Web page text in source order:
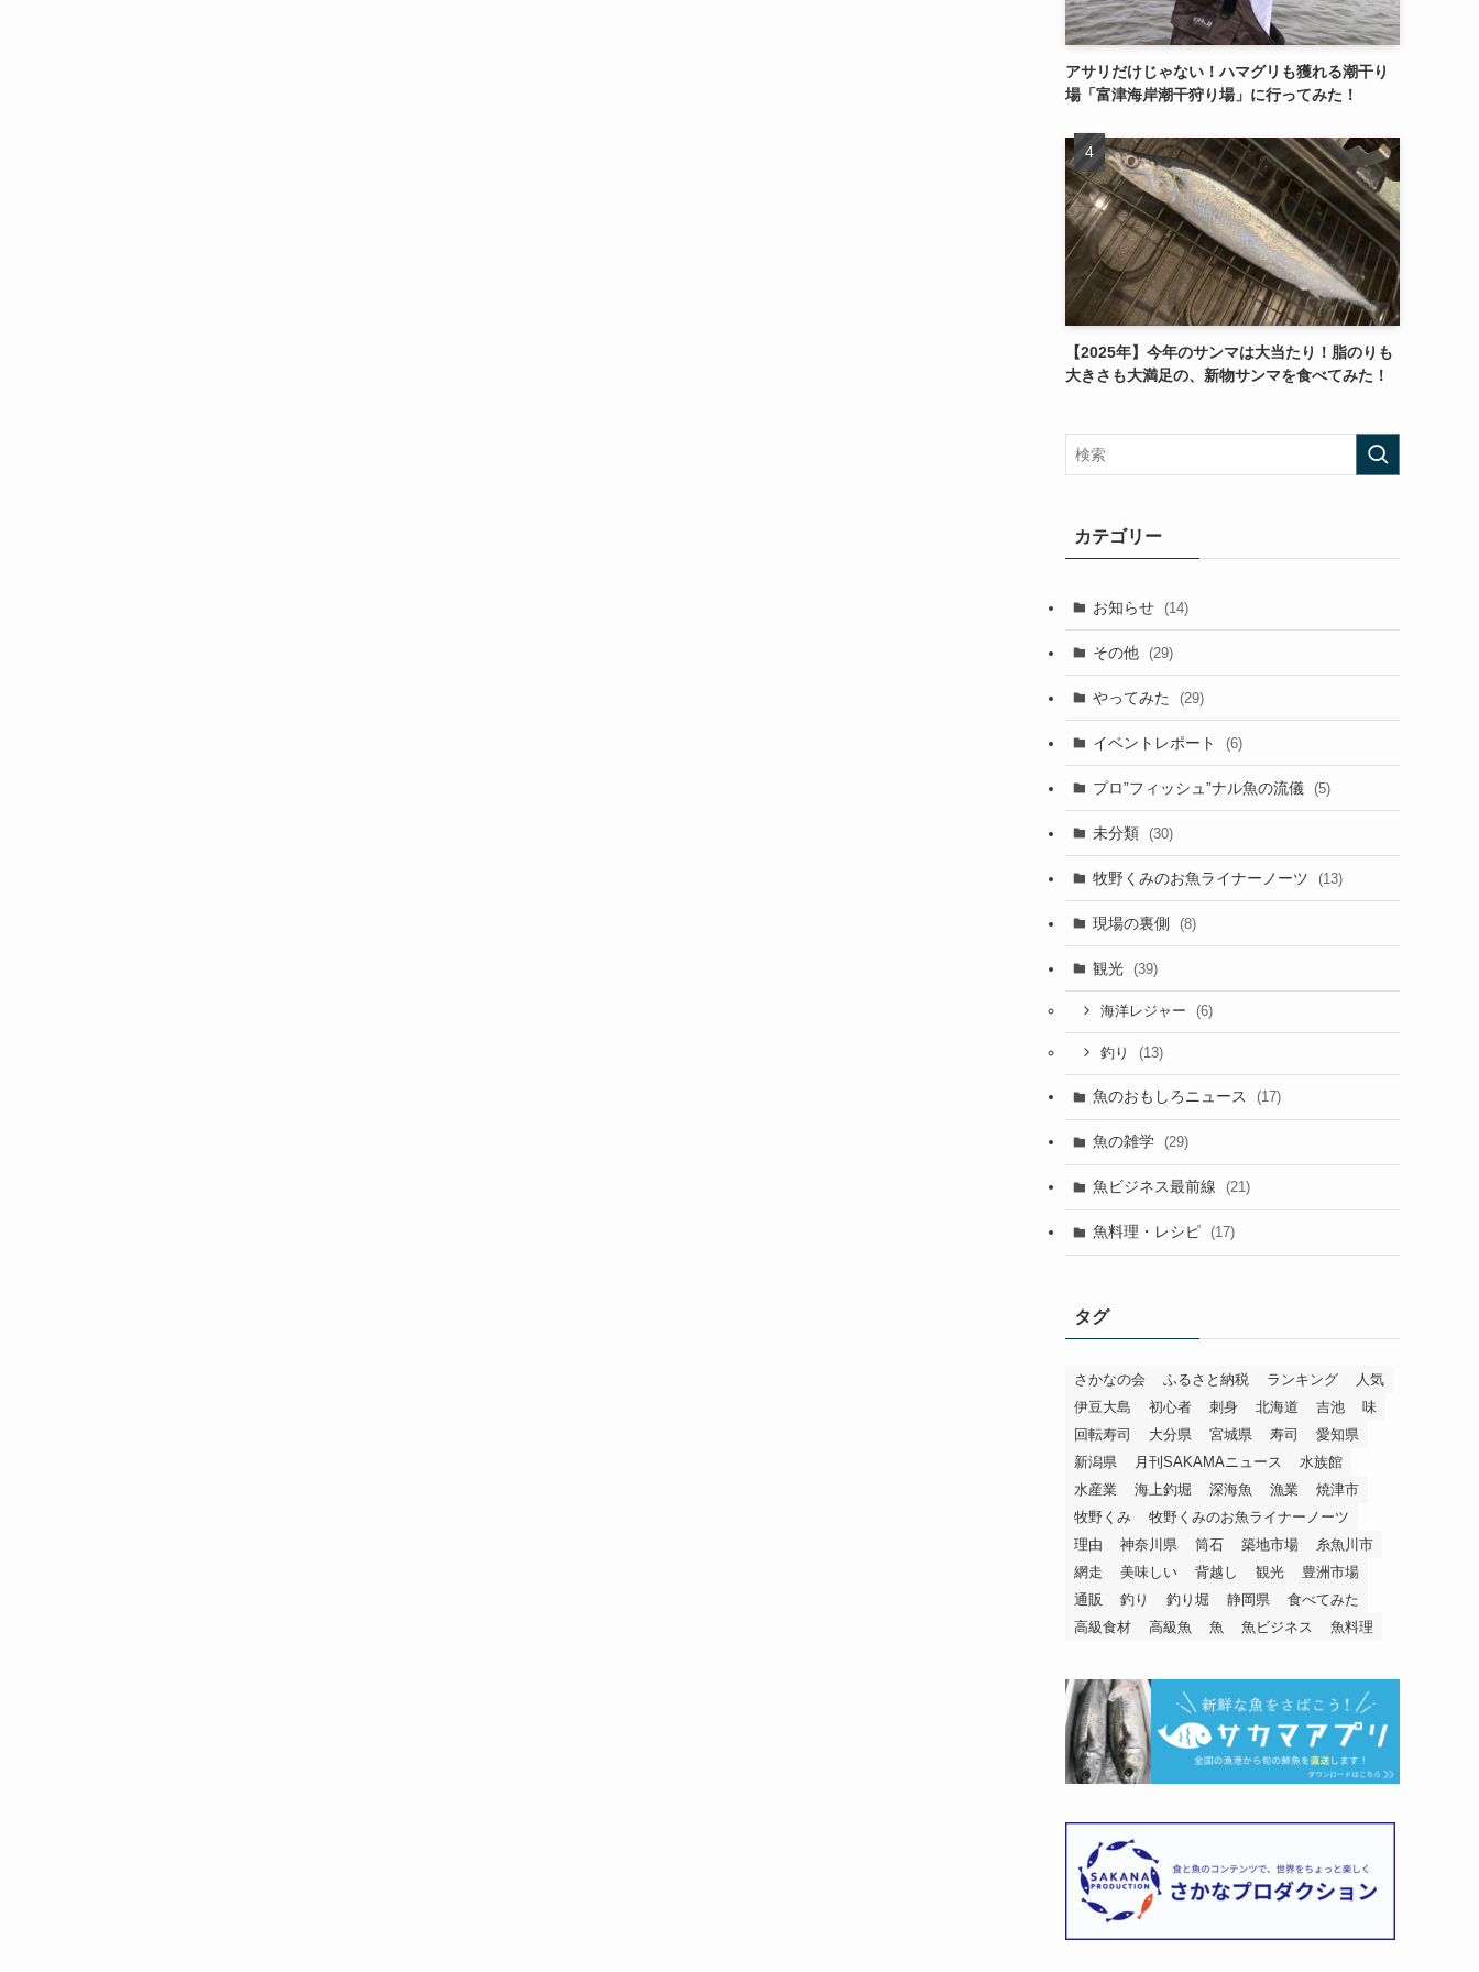
アサリだけじゃない！ハマグリも獲れる潮干り
場「富津海岸潮干狩り場」に行ってみた！
【2025年】今年のサンマは大当たり！脂のりも
大きさも大満足の、新物サンマを食べてみた！
カテゴリー
お知らせ (14)
その他 (29)
やってみた (29)
イベントレポート (6)
プロ”フィッシュ”ナル魚の流儀 (5)
未分類 (30)
牧野くみのお魚ライナーノーツ (13)
現場の裏側 (8)
観光 (39)
海洋レジャー (6)
釣り (13)
魚のおもしろニュース (17)
魚の雑学 (29)
魚ビジネス最前線 (21)
魚料理・レシピ (17)
タグ
さかなの会 ふるさと納税 ランキング
人気
伊豆大島
初心者 刺身 北海道 吉池
味
回転寿司
大分県 宮城県 寿司
愛知県
新潟県
月刊SAKAMAニュース
水族館
水産業
海上釣堀 深海魚 漁業
焼津市
牧野くみ
牧野くみのお魚ライナーノーツ
理由
神奈川県 筒石 築地市場
糸魚川市
網走
美味しい 背越し 観光
豊洲市場
通販
釣り 釣り堀 静岡県
食べてみた
高級食材
高級魚 魚 魚ビジネス 魚料理